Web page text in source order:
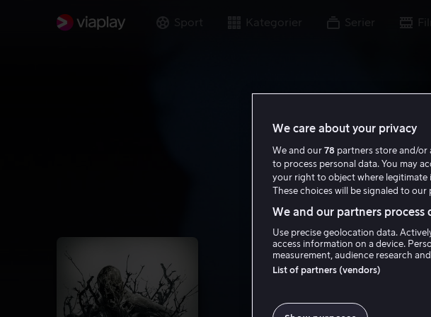
Sport Kategorier Serier
We care about your privacy
We and our 78 partners store and/or
to process personal data. You may
your right to object where legitimate
These choices will be signaled to
We and our partners process
Use precise geolocation data.
access information on a device.
measurement, audience research
List of partners (vendors)